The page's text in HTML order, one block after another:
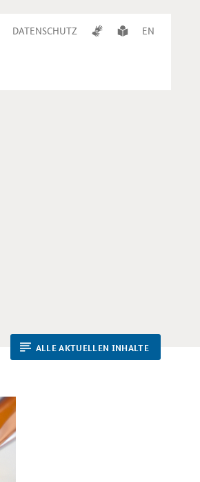
DATENSCHUTZ EN
ALLE AKTUELLEN INHALTE